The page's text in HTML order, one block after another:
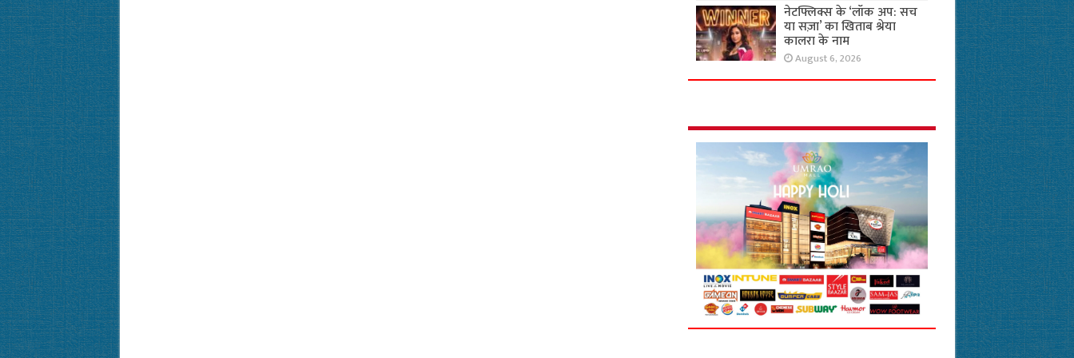
नेटफ्लिक्स के ‘लॉक अप: सच
या सज़ा’ का खिताब श्रेया
कालरा के नाम
August 6, 2026